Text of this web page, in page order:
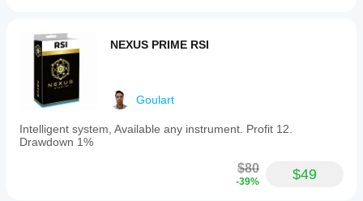
NEXUS PRIME RSI
Goulart
Intelligent system, Available any instrument. Profit 12.
Drawdown 1%
$80
-39% $49